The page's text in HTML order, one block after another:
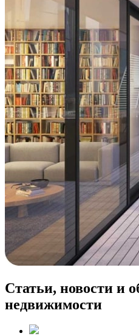
Статьи, новости и
недвижимости